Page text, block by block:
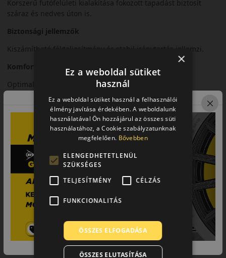
Korszerű futófelületi kialakítása fokozott tapadást biztosít
száraz és nedves úton is.
Biztonsági jellemzők
Kiszámítható fékteljesítmény és stabil iránytartás jellemzi.
Komfort és zajszint
Optimalizált zajszint és kellemes menetkomfort.
Felhasználási ajánlás
Személyautókhoz, intenzív városi és országúti nyári
használatra.
Összegzés
A Roadhawk 2 modern megoldás a fokozott nyári biztonság
érdekében.
Fő előnyök röviden:
• Stabil fékezés
• Komfortos futás
×
Ez a weboldal sütiket
használ
Ez a weboldal sütiket használ a felhasználói
élmény javítása érdekében. A weboldalunk
használatával Ön hozzájárul az összes süti
használatához, a Cookie szabályzatunknak
megfelelően. Bővebben
ELENGEDHETETLENÜL
SZÜKSÉGES
TELJESÍTMÉNY
CÉLZÁS
FUNKCIONALITÁS
ÖSSZES ELFOGADÁSA
ÖSSZES ELUTASÍTÁSA